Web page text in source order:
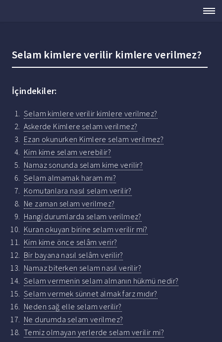
Selam kimlere verilir kimlere verilmez?
İçindekiler:
Selam kimlere verilir kimlere verilmez?
Askerde Kimlere selam verilmez?
Ezan okunurken Kimlere selam verilmez?
Kim kime selam verebilir?
Namaz sonunda selam kime verilir?
Selam almamak haram mı?
Komutanlara nasıl selam verilir?
Ne zaman selam verilmez?
Hangi durumlarda selam verilmez?
Kuran okuyan birine selam verilir mi?
Kim kime önce selâm verir?
Bir bayana nasıl selâm verilir?
Namaz biterken selam nasıl verilir?
Selam vermenin selam almanın hükmü nedir?
Selam vermek sünnet almak farz mıdır?
Neden sağ elle selam verilir?
Ne durumda selam verilmez?
Temiz olmayan yerlerde selam verilir mi?